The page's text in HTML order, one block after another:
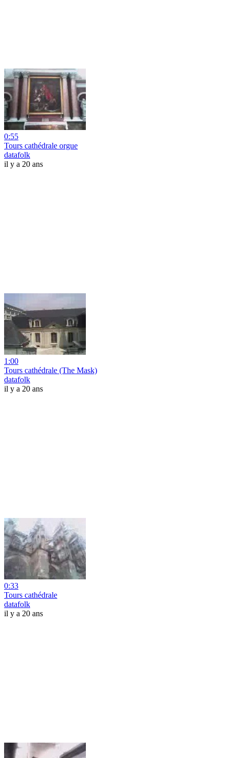
0:55
Tours cathédrale orgue
datafolk
il y a 20 ans
1:00
Tours cathédrale (The Mask)
datafolk
il y a 20 ans
0:33
Tours cathédrale
datafolk
il y a 20 ans